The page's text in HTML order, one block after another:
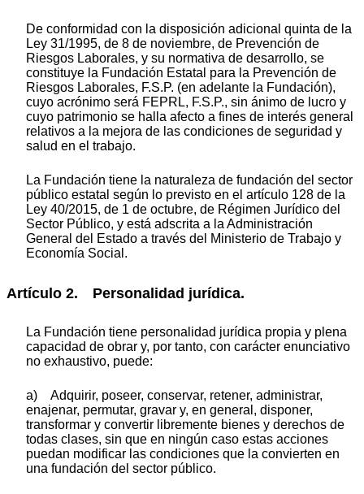
De conformidad con la disposición adicional quinta de la
Ley 31/1995, de 8 de noviembre, de Prevención de
Riesgos Laborales, y su normativa de desarrollo, se
constituye la Fundación Estatal para la Prevención de
Riesgos Laborales, F.S.P. (en adelante la Fundación),
cuyo acrónimo será FEPRL, F.S.P., sin ánimo de lucro y
cuyo patrimonio se halla afecto a fines de interés general
relativos a la mejora de las condiciones de seguridad y
salud en el trabajo.
La Fundación tiene la naturaleza de fundación del sector
público estatal según lo previsto en el artículo 128 de la
Ley 40/2015, de 1 de octubre, de Régimen Jurídico del
Sector Público, y está adscrita a la Administración
General del Estado a través del Ministerio de Trabajo y
Economía Social.
Artículo 2. Personalidad jurídica.
La Fundación tiene personalidad jurídica propia y plena
capacidad de obrar y, por tanto, con carácter enunciativo
no exhaustivo, puede:
a) Adquirir, poseer, conservar, retener, administrar,
enajenar, permutar, gravar y, en general, disponer,
transformar y convertir libremente bienes y derechos de
todas clases, sin que en ningún caso estas acciones
puedan modificar las condiciones que la convierten en
una fundación del sector público.